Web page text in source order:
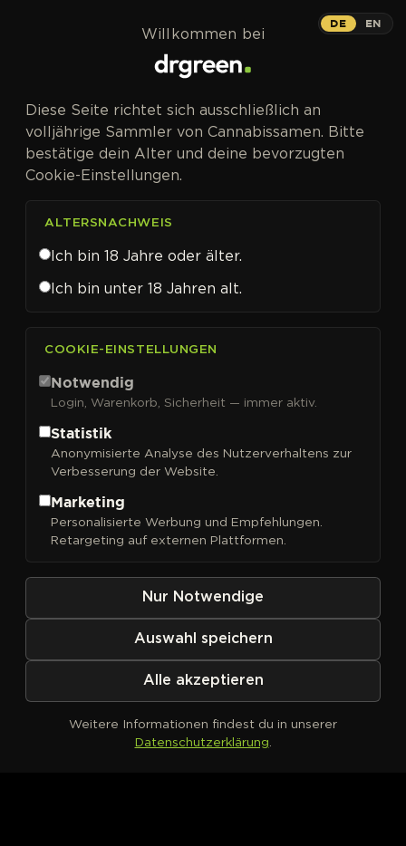
Seedstockers
Sortieren nach
Kein Produkt definiert
DE EN
Willkommen bei
Diese Seite richtet sich ausschließlich an
volljährige Sammler von Cannabissamen. Bitte
bestätige dein Alter und deine bevorzugten
Cookie-Einstellungen.
ALTERSNACHWEIS
Ich bin 18 Jahre oder älter.
Ich bin unter 18 Jahren alt.
COOKIE-EINSTELLUNGEN
Notwendig
Login, Warenkorb, Sicherheit — immer aktiv.
Statistik
Anonymisierte Analyse des Nutzerverhaltens zur
Verbesserung der Website.
Marketing
Personalisierte Werbung und Empfehlungen.
Retargeting auf externen Plattformen.
Nur Notwendige
Auswahl speichern
Alle akzeptieren
Weitere Informationen findest du in unserer
Datenschutzerklärung